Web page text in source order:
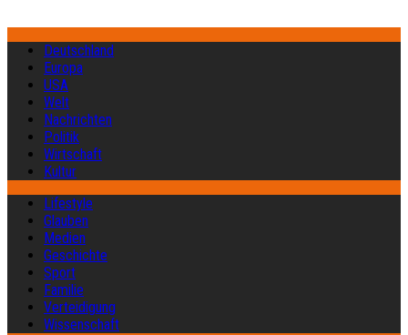
Deutschland
Europa
USA
Welt
Nachrichten
Politik
Wirtschaft
Kultur
Lifestyle
Glauben
Medien
Geschichte
Sport
Familie
Verteidigung
Wissenschaft